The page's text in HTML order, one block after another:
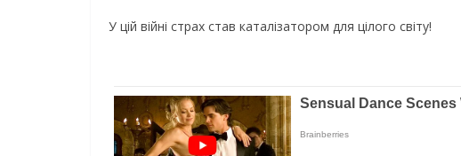
У цій війні страх став каталізатором для цілого світу!